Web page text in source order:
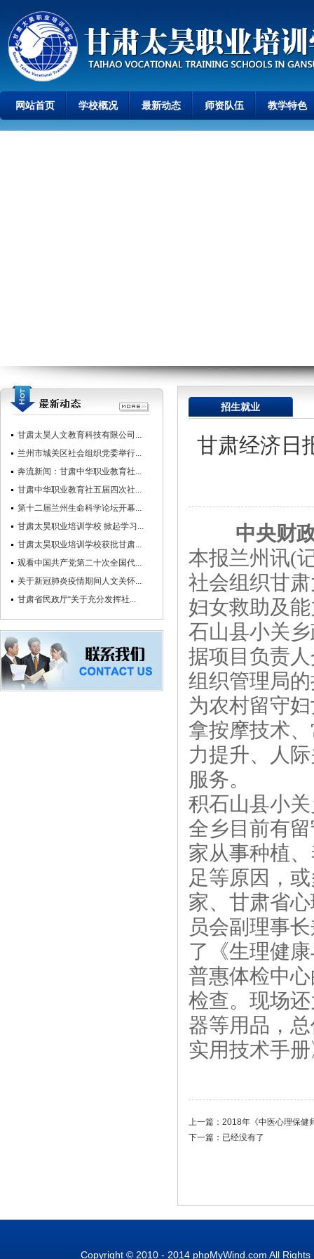
网站首页 学校概况 最新动态 师资队伍 教学特色
甘肃太昊人文教育科技有限公司...
兰州市城关区社会组织党委举行...
奔流新闻：甘肃中华职业教育社...
甘肃中华职业教育社五届四次社...
第十二届兰州生命科学论坛开幕...
甘肃太昊职业培训学校 掀起学习...
甘肃太昊职业培训学校获批甘肃...
观看中国共产党第二十次全国代...
关于新冠肺炎疫情期间人文关怀...
甘肃省民政厅“关于充分发挥社...
招生就业
甘肃经济日
中央财
本报兰州讯(
社会组织甘
妇女救助及
石山县小关
据项目负责
组织管理局
为农村留守
拿按摩技术
力提升、人
服务。
积石山县小
全乡目前有
家从事种植
足等原因，
家、甘肃省
员会副理事
了《生理健
普惠体检中
检查。现场
器等用品，
实用技术手
上一篇： 2018年《中医心理保健
下一篇：已经没有了
Copyright © 2010 - 2014 phpMyWind.com All